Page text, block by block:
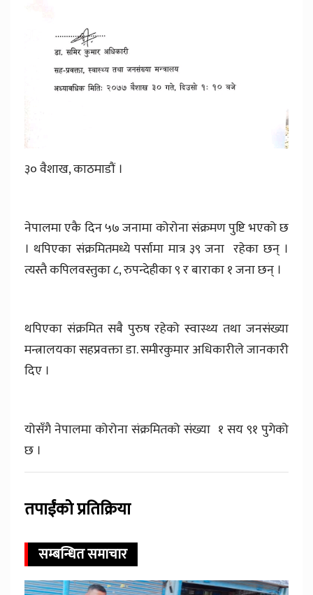
३० वैशाख, काठमाडौं ।
नेपालमा एकै दिन ५७ जनामा कोरोना संक्रमण पुष्टि भएको छ
। थपिएका संक्रमितमध्ये पर्सामा मात्र ३९ जना रहेका छन् ।
त्यस्तै कपिलवस्तुका ८, रुपन्देहीका ९ र बाराका १ जना छन् ।
थपिएका संक्रमित सबै पुरुष रहेको स्वास्थ्य तथा जनसंख्या
मन्त्रालयका सहप्रवक्ता डा. समीरकुमार अधिकारीले जानकारी
दिए ।
योसँगै नेपालमा कोरोना संक्रमितको संख्या १ सय ९१ पुगेको
छ ।
तपाईंको प्रतिक्रिया
सम्बन्धित समाचार